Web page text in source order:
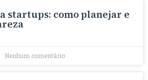
startups: como planejar e
Nenhum comentário